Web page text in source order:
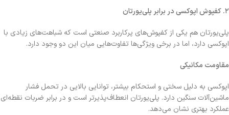
۲.کفپوش اپوکسی در برابر پلی‌یورتان
پلی‌یورتان هم یکی از کفپوش‌های پرکاربرد صنعتی است که شباهت‌های زیادی با
اپوکسی دارد، اما در برخی ویژگی‌ها تفاوت‌هایی میان این دو وجود دارد.
مقاومت مکانیکی
اپوکسی به دلیل سختی و استحکام بیشتر، توانایی بالایی در تحمل فشار
ماشین‌آلات سنگین دارد. پلی‌یورتان انعطاف‌پذیرتر است و در برابر ضربات نقطه‌ای
عملکرد بهتری نشان می‌دهد.